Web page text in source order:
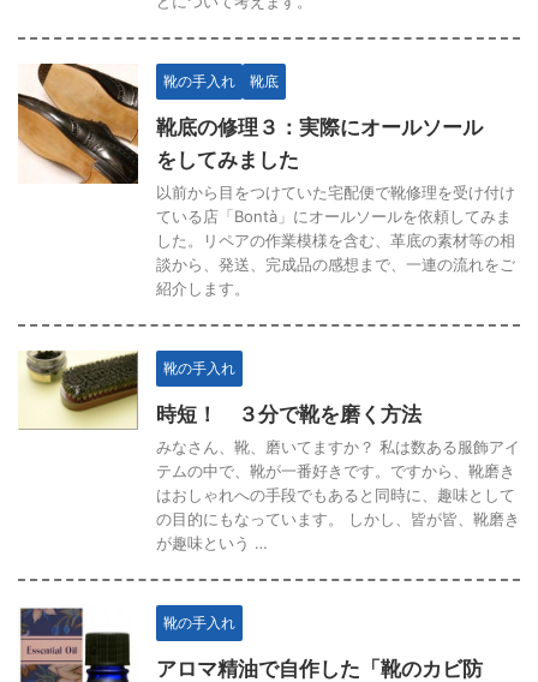
靴の手入れ 靴底
靴底の修理３：実際にオールソール
をしてみました
以前から目をつけていた宅配便で靴修理を受け付け
ている店「Bontà」にオールソールを依頼してみま
した。リペアの作業模様を含む、革底の素材等の相
談から、発送、完成品の感想まで、一連の流れをご
紹介します。
靴の手入れ
時短！ ３分で靴を磨く方法
みなさん、靴、磨いてますか？ 私は数ある服飾アイ
テムの中で、靴が一番好きです。ですから、靴磨き
はおしゃれへの手段でもあると同時に、趣味として
の目的にもなっています。 しかし、皆が皆、靴磨き
が趣味という …
靴の手入れ
アロマ精油で自作した「靴のカビ防